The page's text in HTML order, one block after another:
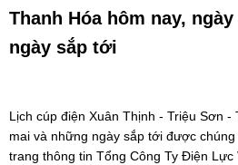
Thanh Hóa hôm nay,
ngày sắp tới
Lịch cúp điện Xuân Thịnh - Triệu Sơn -
mai và những ngày sắp tới được
trang thông tin Tổng Công Ty Điện Lực